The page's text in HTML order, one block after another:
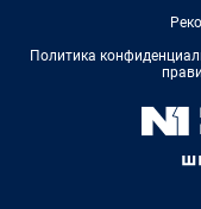
Политика